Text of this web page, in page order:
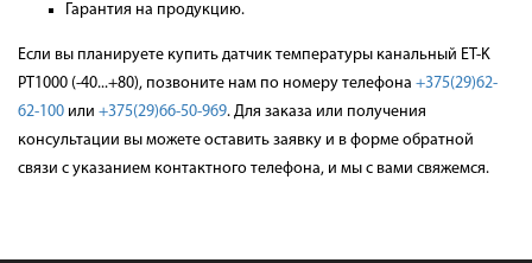
Гарантия на продукцию.
Если вы планируете купить датчик температуры канальный ET-K
РТ1000 (-40...+80), позвоните нам по номеру телефона +375(29)62-
62-100 или +375(29)66-50-969. Для заказа или получения
консультации вы можете оставить заявку и в форме обратной
связи с указанием контактного телефона, и мы с вами свяжемся.